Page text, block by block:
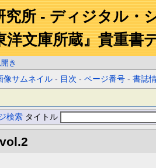
究所 - ディジタル・
洋文庫所蔵』貴重書
き
像サムネイル - 目次 -ページ番号 -書誌
検索 タイトル